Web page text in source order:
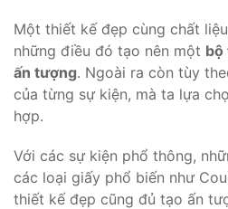
Một thiết kế đẹp cùng chất
những điều đó tạo nên một bộ
ấn tượng. Ngoài ra còn tùy
của từng sự kiện, mà ta lựa
hợp.
Với các sự kiện phổ thông,
các loại giấy phổ biến như
thiết kế đẹp cũng đủ tạo ấn